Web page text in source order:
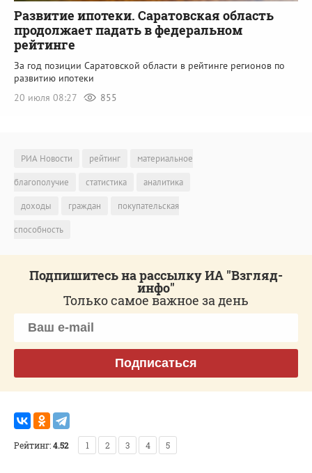
Развитие ипотеки. Саратовская область
продолжает падать в федеральном
рейтинге
За год позиции Саратовской области в рейтинге регионов по
развитию ипотеки
20 июля 08:27
855
РИА Новости рейтинг
материальное
благополучие
статистика
аналитика
доходы
граждан
покупательская
способность
Подпишитесь на рассылку ИА "Взгляд-
инфо"
Только самое важное за день
Подписаться
Рейтинг:4.52 1 2 3 4 5